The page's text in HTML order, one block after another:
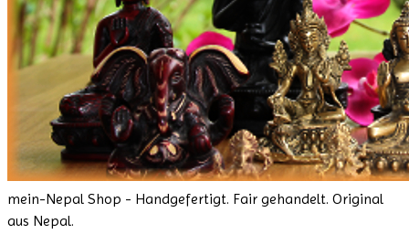
mein-Nepal Shop - Handgefertigt. Fair gehandelt. Original
aus Nepal.